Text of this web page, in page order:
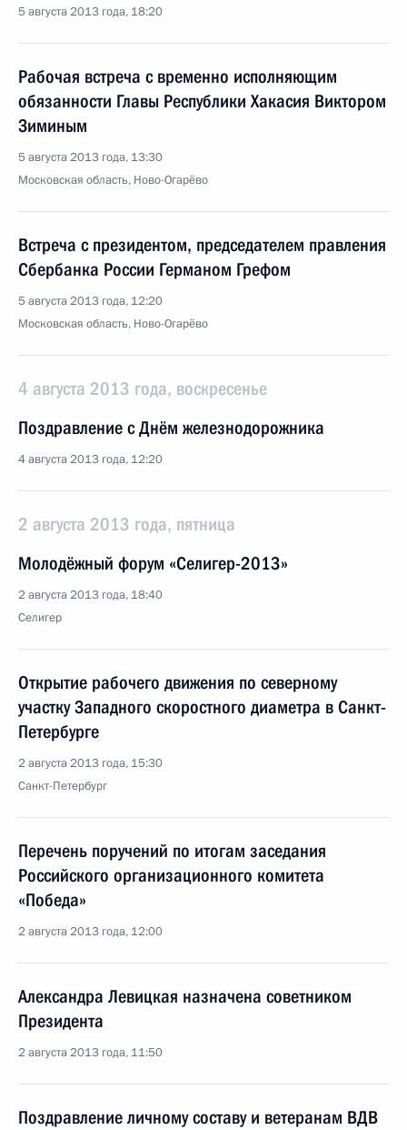
5 августа 2013 года, 18:20
Рабочая встреча с временно исполняющим
обязанности Главы Республики Хакасия Виктором
Зиминым
5 августа 2013 года, 13:30
Московская область, Ново-Огарёво
Встреча с президентом, председателем правления
Сбербанка России Германом Грефом
5 августа 2013 года, 12:20
Московская область, Ново-Огарёво
4 августа 2013 года, воскресенье
Поздравление с Днём железнодорожника
4 августа 2013 года, 12:20
2 августа 2013 года, пятница
Молодёжный форум «Селигер-2013»
2 августа 2013 года, 18:40
Селигер
Открытие рабочего движения по северному
участку Западного скоростного диаметра в Санкт-
Петербурге
2 августа 2013 года, 15:30
Санкт-Петербург
Перечень поручений по итогам заседания
Российского организационного комитета
«Победа»
2 августа 2013 года, 12:00
Александра Левицкая назначена советником
Президента
2 августа 2013 года, 11:50
Поздравление личному составу и ветеранам ВДВ